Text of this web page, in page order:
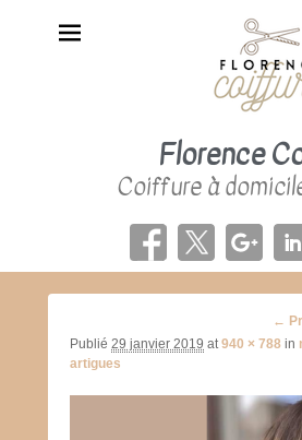
Florence
Coiffure à
←
Publié 29 janvier 2019 at940 × 788 in
artigues